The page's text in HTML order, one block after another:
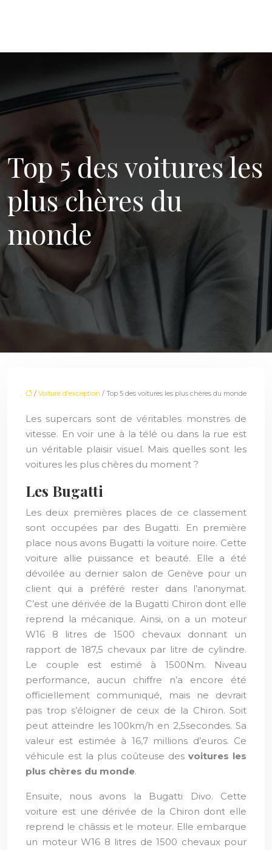
Top 5 des voitures les
plus chères du
monde
/ Voiture d'exception / Top 5 des voitures les plus chères du monde
Les supercars sont de véritables monstres de
vitesse. En voir une à la télé ou dans la rue est
un véritable plaisir visuel. Mais quelles sont les
voitures les plus chères du moment ?
Les Bugatti
Les deux premières places de ce classement
sont occupées par des Bugatti. En première
place nous avons Bugatti la voiture noire. Cette
voiture allie puissance et beauté. Elle a été
dévoilée au dernier salon de Genève pour un
client qui a préféré rester dans l’anonymat.
C’est une dérivée de la Bugatti Chiron dont elle
reprend la mécanique. Ainsi, on a un moteur
W16 8 litres de 1500 chevaux donnant un
rapport de 187,5 chevaux par litre de cylindre.
Le couple est estimé à 1500Nm. Niveau
performance, aucun chiffre n’a encore été
officiellement communiqué, mais ne devrait
pas trop s’éloigner de ceux de la Chiron. Soit
peut atteindre les 100km/h en 2,5secondes. Sa
valeur est estimée à 16,7 millions d’euros. Ce
véhicule est la plus coûteuse des voitures les
plus chères du monde.
Ensuite, nous avons la Bugatti Divo. Cette
voiture est une dérivée de la Chiron dont elle
reprend le châssis et le moteur. Elle embarque
un moteur W16 8 litres de 1500 chevaux pour